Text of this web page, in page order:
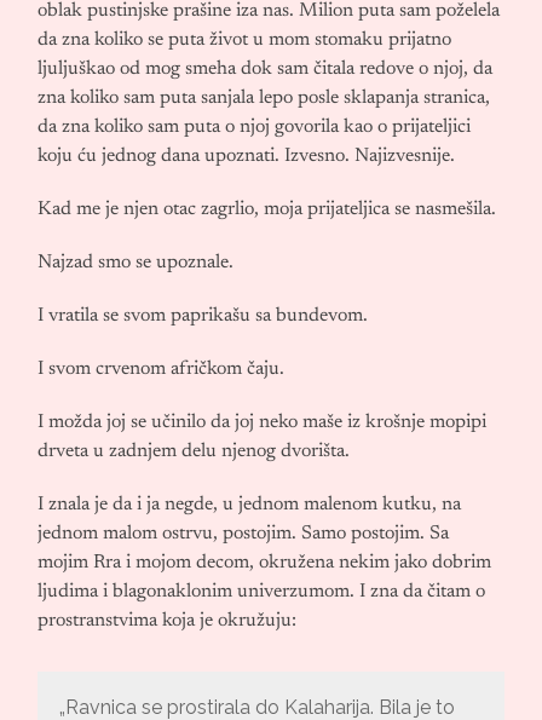
oblak pustinjske prašine iza nas. Milion puta sam poželela
da zna koliko se puta život u mom stomaku prijatno
ljuljuškao od mog smeha dok sam čitala redove o njoj, da
zna koliko sam puta sanjala lepo posle sklapanja stranica,
da zna koliko sam puta o njoj govorila kao o prijateljici
koju ću jednog dana upoznati. Izvesno. Najizvesnije.
Kad me je njen otac zagrlio, moja prijateljica se nasmešila.
Najzad smo se upoznale.
I vratila se svom paprikašu sa bundevom.
I svom crvenom afričkom čaju.
I možda joj se učinilo da joj neko maše iz krošnje mopipi
drveta u zadnjem delu njenog dvorišta.
I znala je da i ja negde, u jednom malenom kutku, na
jednom malom ostrvu, postojim. Samo postojim. Sa
mojim Rra i mojom decom, okružena nekim jako dobrim
ljudima i blagonaklonim univerzumom. I zna da čitam o
prostranstvima koja je okružuju:
„Ravnica se prostirala do Kalaharija. Bila je to